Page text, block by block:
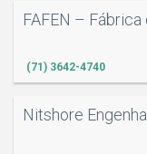
FAFEN –
(71) 3642-4740
Nitshore